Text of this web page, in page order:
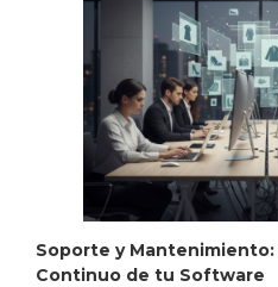
Soporte y
Continuo de tu Software